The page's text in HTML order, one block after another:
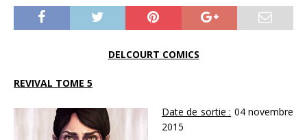
DELCOURT COMICS
REVIVAL TOME 5
Date de sortie : 04 novembre
2015